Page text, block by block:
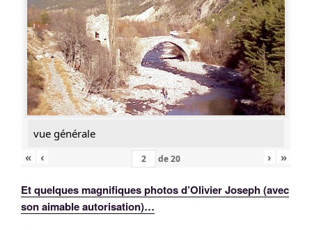
vue générale
«
‹ de20 › »
Et quelques magnifiques photos d’Olivier Joseph (avec
son aimable autorisation)…